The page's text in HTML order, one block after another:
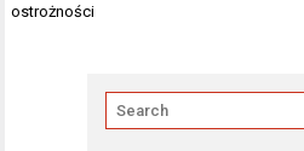
ostrożności